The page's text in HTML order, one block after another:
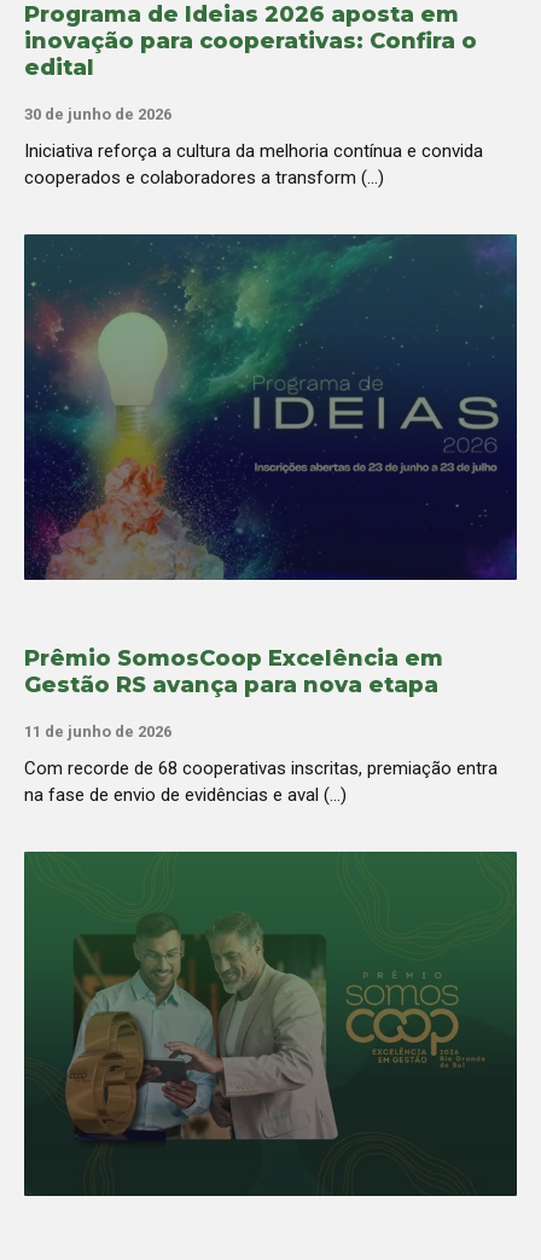
Programa de Ideias 2026 aposta em
inovação para cooperativas: Confira o
edital
30 de junho de 2026
Iniciativa reforça a cultura da melhoria contínua e convida
cooperados e colaboradores a transform (...)
Prêmio SomosCoop Excelência em
Gestão RS avança para nova etapa
11 de junho de 2026
Com recorde de 68 cooperativas inscritas, premiação entra
na fase de envio de evidências e aval (...)